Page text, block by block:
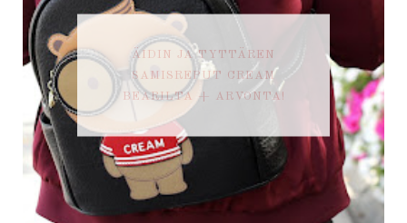
ÄIDIN JA TYTTÄREN
SAMISREPUT CREAM
BEARILTA + ARVONTA!